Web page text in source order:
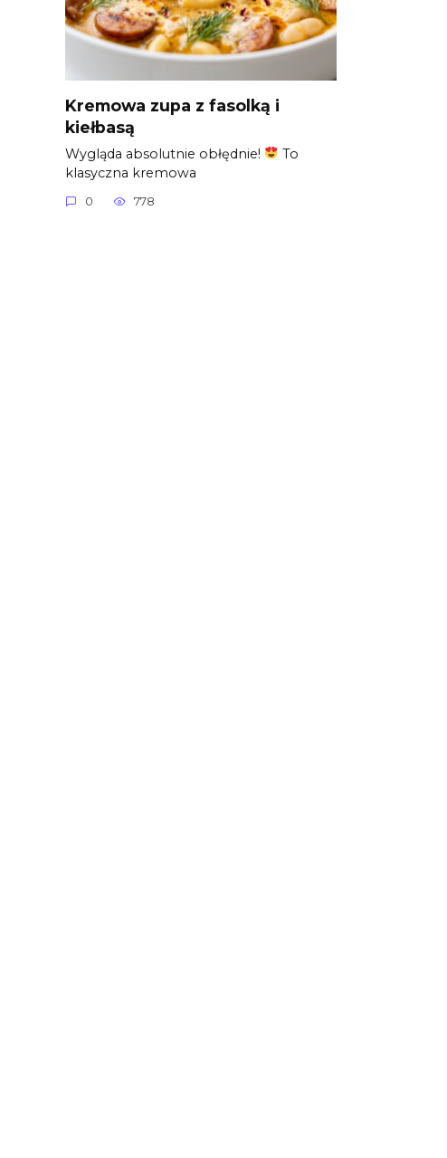
Kremowa zupa z fasolką i
kiełbasą
Wygląda absolutnie obłędnie!
To
klasyczna kremowa
0 778